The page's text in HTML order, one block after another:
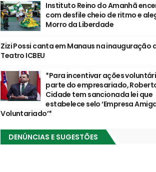
Instituto Reino do Amanhã
com desfile cheio de ritmo e
Morro da Liberdade
Zizi Possi canta em Manaus na inauguração
Teatro ICBEU
*Para incentivar ações
parte do empresariado,
Cidade tem sancionada lei que
estabelece selo ‘Empresa
Voluntariado’*
DENÚNCIAS E SUGESTÕES